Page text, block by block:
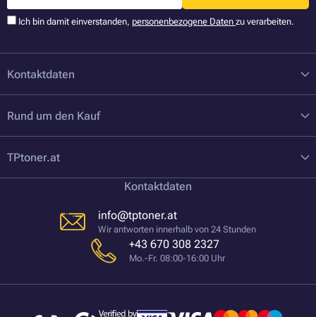
Ich bin damit einverstanden, personenbezogene Daten zu verarbeiten.
Kontaktdaten
Rund um den Kauf
TPtoner.at
Kontaktdaten
info@tptoner.at
Wir antworten innerhalb von 24 Stunden
+43 670 308 2327
Mo.-Fr. 08:00-16:00 Uhr